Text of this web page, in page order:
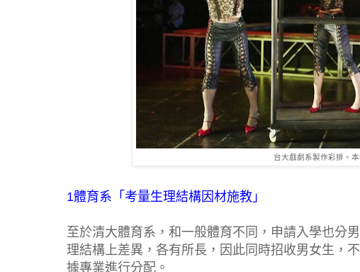
台大戲劇系製作彩排。
1體育系「考量生理結構因材施教」
至於清大體育系，和一般體育不同，申請入學也分
理結構上差異，各有所長，因此同時招收男女生，
據專業進行分配。